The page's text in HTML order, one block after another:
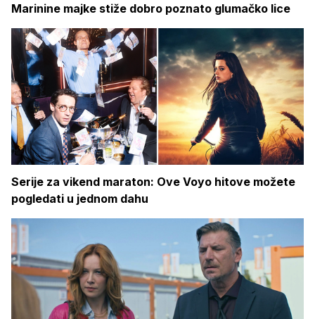
Marinine majke stiže dobro poznato glumačko lice
Serije za vikend maraton: Ove Voyo hitove možete
pogledati u jednom dahu